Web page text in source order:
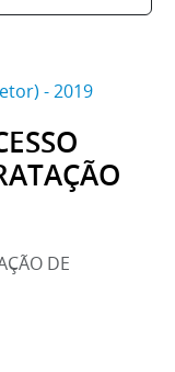
- 2019
DE